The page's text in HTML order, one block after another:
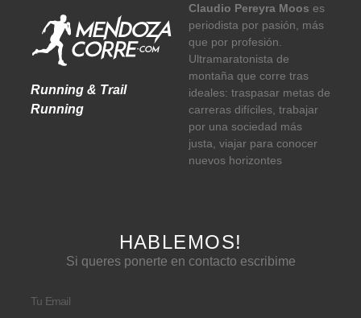
Running & Trail
Running
Claudio Pereyra Moos es
periodista por pasión, más
que por profesión.
Ultramaratonista de
montaña que corre tras
ideales: traspasar metas de
carreras difíciles, trabajar
por una sociedad más
justa, viajar para conocer
nuevos horizontes
HABLEMOS!
Si queres ponerte en contacto escribime